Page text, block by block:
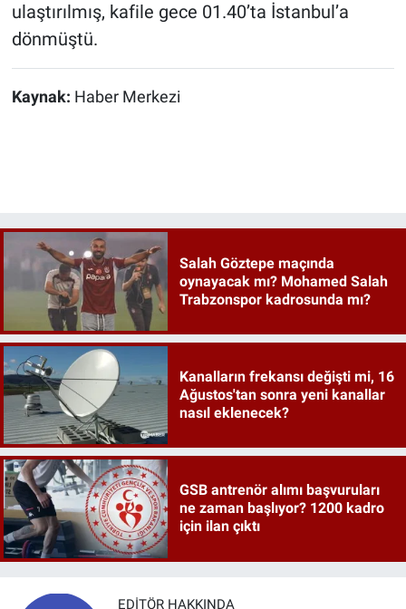
ulaştırılmış, kafile gece 01.40’ta İstanbul’a
dönmüştü.
Kaynak: Haber Merkezi
Salah Göztepe maçında
oynayacak mı? Mohamed Salah
Trabzonspor kadrosunda mı?
Kanalların frekansı değişti mi, 16
Ağustos'tan sonra yeni kanallar
nasıl eklenecek?
GSB antrenör alımı başvuruları
ne zaman başlıyor? 1200 kadro
için ilan çıktı
EDITÖR HAKKINDA